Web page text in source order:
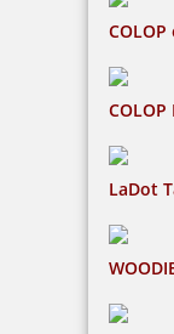
LaDot